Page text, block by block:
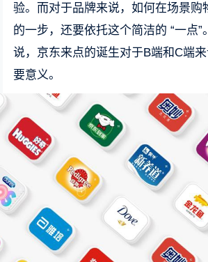
验。而对于品牌来说，如何在场景购
的一步，还要依托这个简洁的 “一点
说，京东来点的诞生对于B端和C端
要意义。